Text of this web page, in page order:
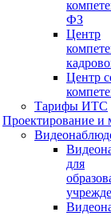
ФЗ
Центр
Центр
Тарифы ИТС
Проектирование и
для